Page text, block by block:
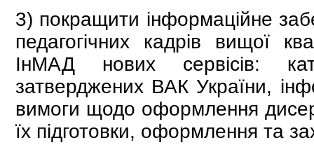
3) покращити інформаційне
педагогічних кадрів вищої
ІнМАД нових сервісів:
затверджених ВАК України,
вимоги щодо оформлення
їх підготовки, оформлення та